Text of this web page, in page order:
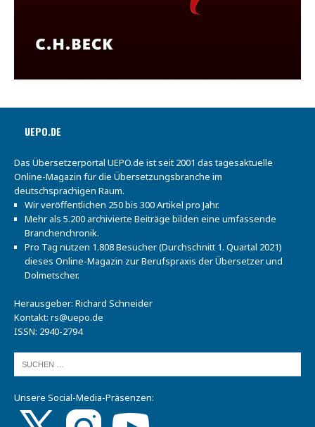
UEPO.DE
Das Übersetzerportal UEPO.de ist seit 2001 das tagesaktuelle
Online-Magazin für die Übersetzungsbranche im
deutschsprachigen Raum.
Wir veröffentlichen 250 bis 300 Artikel pro Jahr.
Mehr als 5.200 archivierte Beiträge bilden eine umfassende
Branchenchronik.
Pro Tag nutzen 1.808 Besucher (Durchschnitt 1. Quartal 2021)
dieses Online-Magazin zur Berufspraxis der Übersetzer und
Dolmetscher.
Herausgeber: Richard Schneider
Kontakt: rs@uepo.de
ISSN: 2940-2794
Unsere Social-Media-Präsenzen: